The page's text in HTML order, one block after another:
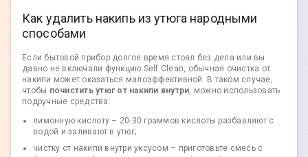
Как удалить накипь из утюга народными
способами
Если бытовой прибор долгое время стоял без дела или вы
давно не включали функцию Self Clean, обычная очистка от
накипи может оказаться малоэффективной. В таком случае,
чтобы почистить утюг от накипи внутри , можно использовать
подручные средства:
лимонную кислоту – 20-30 граммов кислоты разбавляют с
водой и заливают в утюг;
чистку от накипи внутри уксусом – приготовьте смесь с